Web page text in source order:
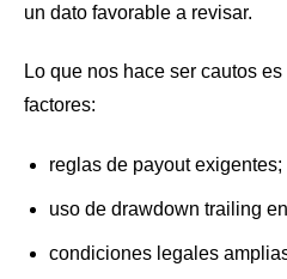
un dato favorable a revisar.
Lo que nos hace ser cautos
factores:
reglas de payout exigentes;
uso de drawdown trailing
condiciones legales